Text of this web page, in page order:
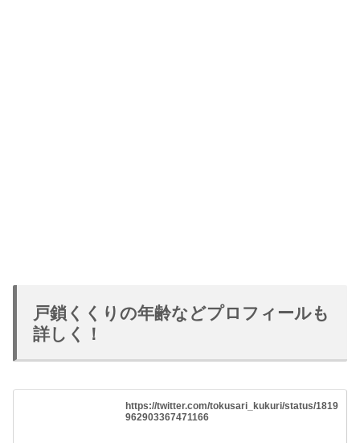
戸鎖くくりの年齢などプロフィールも
詳しく！
https://twitter.com/tokusari_kukuri/status/1819
962903367471166